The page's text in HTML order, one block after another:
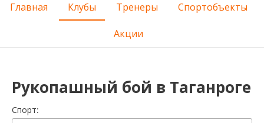
Главная Клубы Тренеры Спортобъекты
Акции
Рукопашный бой в Таганроге
Cпорт: